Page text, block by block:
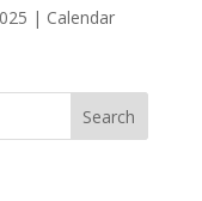
| Calendar
Search